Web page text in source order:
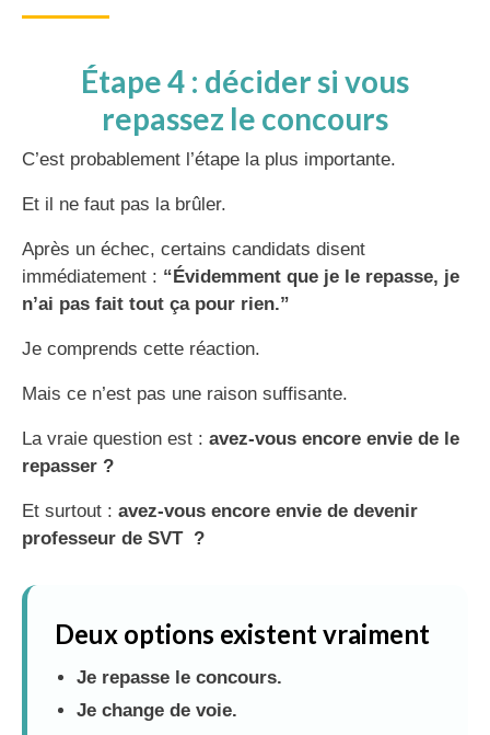
Étape 4 : décider si vous
repassez le concours
C’est probablement l’étape la plus importante.
Et il ne faut pas la brûler.
Après un échec, certains candidats disent
immédiatement : “Évidemment que je le repasse, je
n’ai pas fait tout ça pour rien.”
Je comprends cette réaction.
Mais ce n’est pas une raison suffisante.
La vraie question est : avez-vous encore envie de le
repasser ?
Et surtout : avez-vous encore envie de devenir
professeur de SVT ?
Deux options existent vraiment
Je repasse le concours.
Je change de voie.